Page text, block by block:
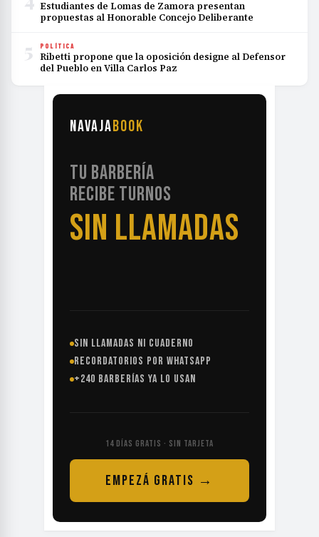
Estudiantes de Lomas de Zamora presentan
propuestas al Honorable Concejo Deliberante
5 POLÍTICA
Ribetti propone que la oposición designe al Defensor
del Pueblo en Villa Carlos Paz
NAVAJABOOK
TU BARBERÍA
RECIBE TURNOS
SIN LLAMADAS
SIN LLAMADAS NI CUADERNO
RECORDATORIOS POR WHATSAPP
+240 BARBERÍAS YA LO USAN
14 DÍAS GRATIS · SIN TARJETA
EMPEZÁ GRATIS →